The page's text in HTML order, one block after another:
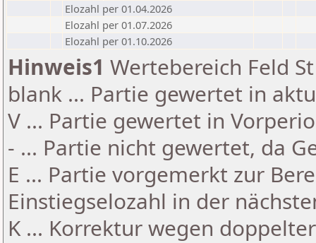
Elozahl per 01.04.2026
Elozahl per 01.07.2026
Elozahl per 01.10.2026
Hinweis1 Wertebereich Feld
blank ... Partie gewertet in
V ... Partie gewertet in
- ... Partie nicht gewertet, da
E ... Partie vorgemerkt zur
Einstiegselozahl in der
K ... Korrektur wegen